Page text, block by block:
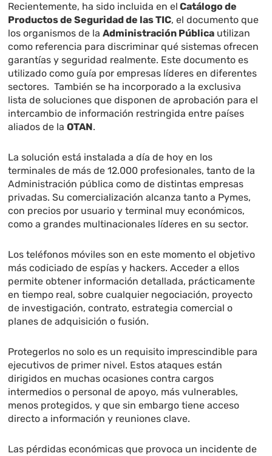
Recientemente, ha sido incluida en el Catálogo de
Productos de Seguridad de las TIC, el documento que
los organismos de laAdministración Pública utilizan
como referencia para discriminar qué sistemas ofrecen
garantías y seguridad realmente. Este documento es
utilizado como guía por empresas líderes en diferentes
sectores. También se ha incorporado a la exclusiva
lista de soluciones que disponen de aprobación para el
intercambio de información restringida entre países
aliados de laOTAN.
La solución está instalada a día de hoy en los
terminales de más de 12.000 profesionales, tanto de la
Administración pública como de distintas empresas
privadas. Su comercialización alcanza tanto a Pymes,
con precios por usuario y terminal muy económicos,
como a grandes multinacionales líderes en su sector.
Los teléfonos móviles son en este momento el objetivo
más codiciado de espías y hackers. Acceder a ellos
permite obtener información detallada, prácticamente
en tiempo real, sobre cualquier negociación, proyecto
de investigación, contrato, estrategia comercial o
planes de adquisición o fusión.
Protegerlos no solo es un requisito imprescindible para
ejecutivos de primer nivel. Estos ataques están
dirigidos en muchas ocasiones contra cargos
intermedios o personal de apoyo, más vulnerables,
menos protegidos, y que sin embargo tiene acceso
directo a información y reuniones clave.
Las pérdidas económicas que provoca un incidente de